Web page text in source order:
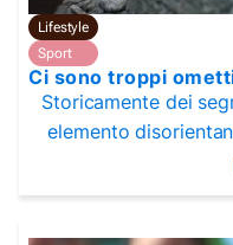
Lifestyle
Sport
Ci sono troppi
Storicamente dei
elemento